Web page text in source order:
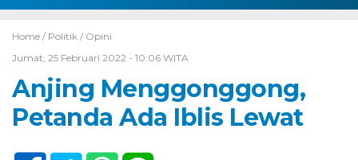
Home / Politik / Opini
Jumat, 25 Februari 2022 - 10:06 WITA
Anjing Menggonggong,
Petanda Ada Iblis Lewat